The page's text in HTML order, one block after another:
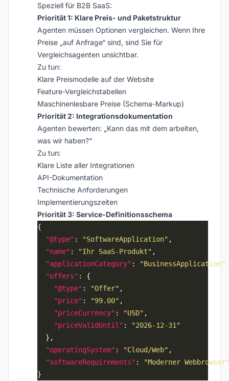
Speziell für B2B SaaS:
Priorität 1: Klare Preis- und Paketstruktur
Agenten müssen Optionen vergleichen. Wenn Ihre
Preise „auf Anfrage“ sind, sind Sie für
Vergleichsagenten unsichtbar.
Zu tun:
Klare Preismodelle auf der Website
Feature-Vergleichstabellen
Maschinenlesbare Preise (Schema-Markup)
Priorität 2: Integrationsdokumentation
Agenten bewerten: „Kann das mit dem arbeiten,
was wir haben?“
Zu tun:
Klare Liste aller Integrationen
API-Dokumentation
Technische Anforderungen
Implementierungszeiten
Priorität 3: Service-Definitionsschema
"@type" : "SoftwareApplication"
"name" : "Ihr SaaS-Produkt"
"applicationCategory" :
"BusinessApplication"
"offers"
"@type" : "Offer"
"price" : "99.00"
"priceCurrency" : "USD"
"priceValidUntil" :
"2026-12-31"
"operatingSystem" : "Cloud/Web"
"softwareRequirements" :
"Moderner Webbrowser"